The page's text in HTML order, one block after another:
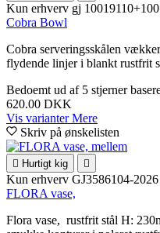
Kun erhverv gj
Cobra Bowl
Cobra serveringsskålen
flydende linjer i blankt rustfrit
Bedoemt ud af 5 stjerner
620.00 DKK
Vis varianterMere
Skriv på ønskelisten
 Hurtigt kig 
Kun erhverv GJ3586104-2026
FLORA vase,
Flora vase, rustfrit stål H: